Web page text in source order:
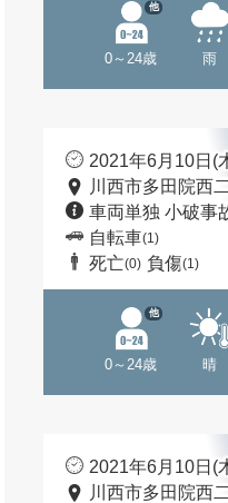
0～24歳
他
雨
2021年6月10日(
川西市多田院西
車両単独 小破事
自転車(1)
死亡(0) 負傷(1)
0～24歳
他
晴
2021年6月10日(
川西市多田院西